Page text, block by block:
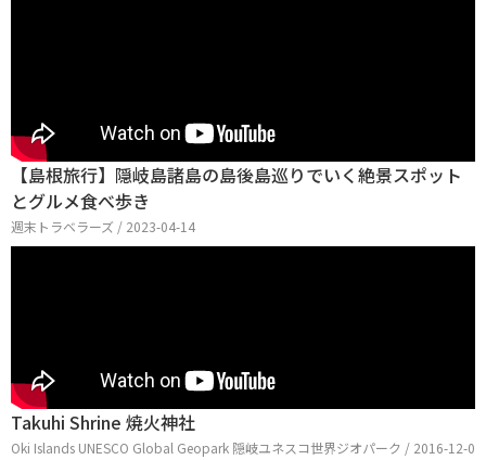
【島根旅行】隠岐島諸島の島後島巡りでいく絶景スポット
とグルメ食べ歩き
週末トラベラーズ / 2023-04-14
Takuhi Shrine 焼火神社
Oki Islands UNESCO Global Geopark 隠岐ユネスコ世界ジオパーク / 2016-12-0